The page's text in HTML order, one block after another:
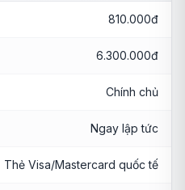
810.000đ
6.300.000đ
Chính chủ
Ngay lập tức
Thẻ Visa/Mastercard quốc tế